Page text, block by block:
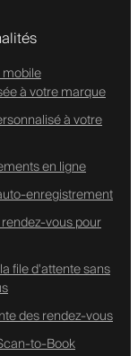
à votre marque
à votre
en ligne
enregistrement
vous pour
file d'attente sans
des rendez-vous
to-Book